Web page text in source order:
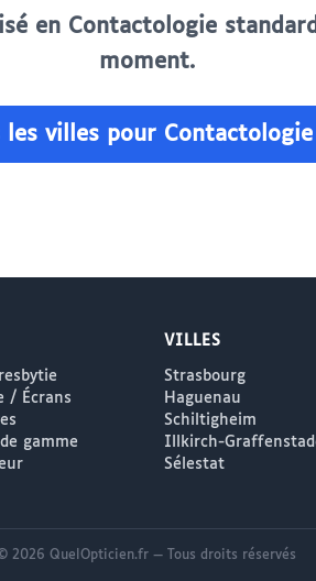
en Contactologie
moment.
villes pour Contactologie
/ Écrans
gamme
VILLES
Strasbourg
Haguenau
Schiltigheim
Illkirch-
Sélestat
2026 QuelOpticien.fr — Tous droits réservés